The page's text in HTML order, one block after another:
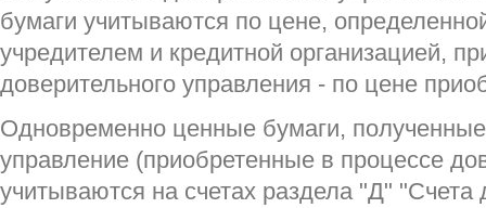
бумаги учитываются по цене,
учредителем и кредитной организацией,
доверительного управления - по цене
Одновременно ценные бумаги,
управление (приобретенные в процессе
учитываются на счетах раздела "Д" "Счета